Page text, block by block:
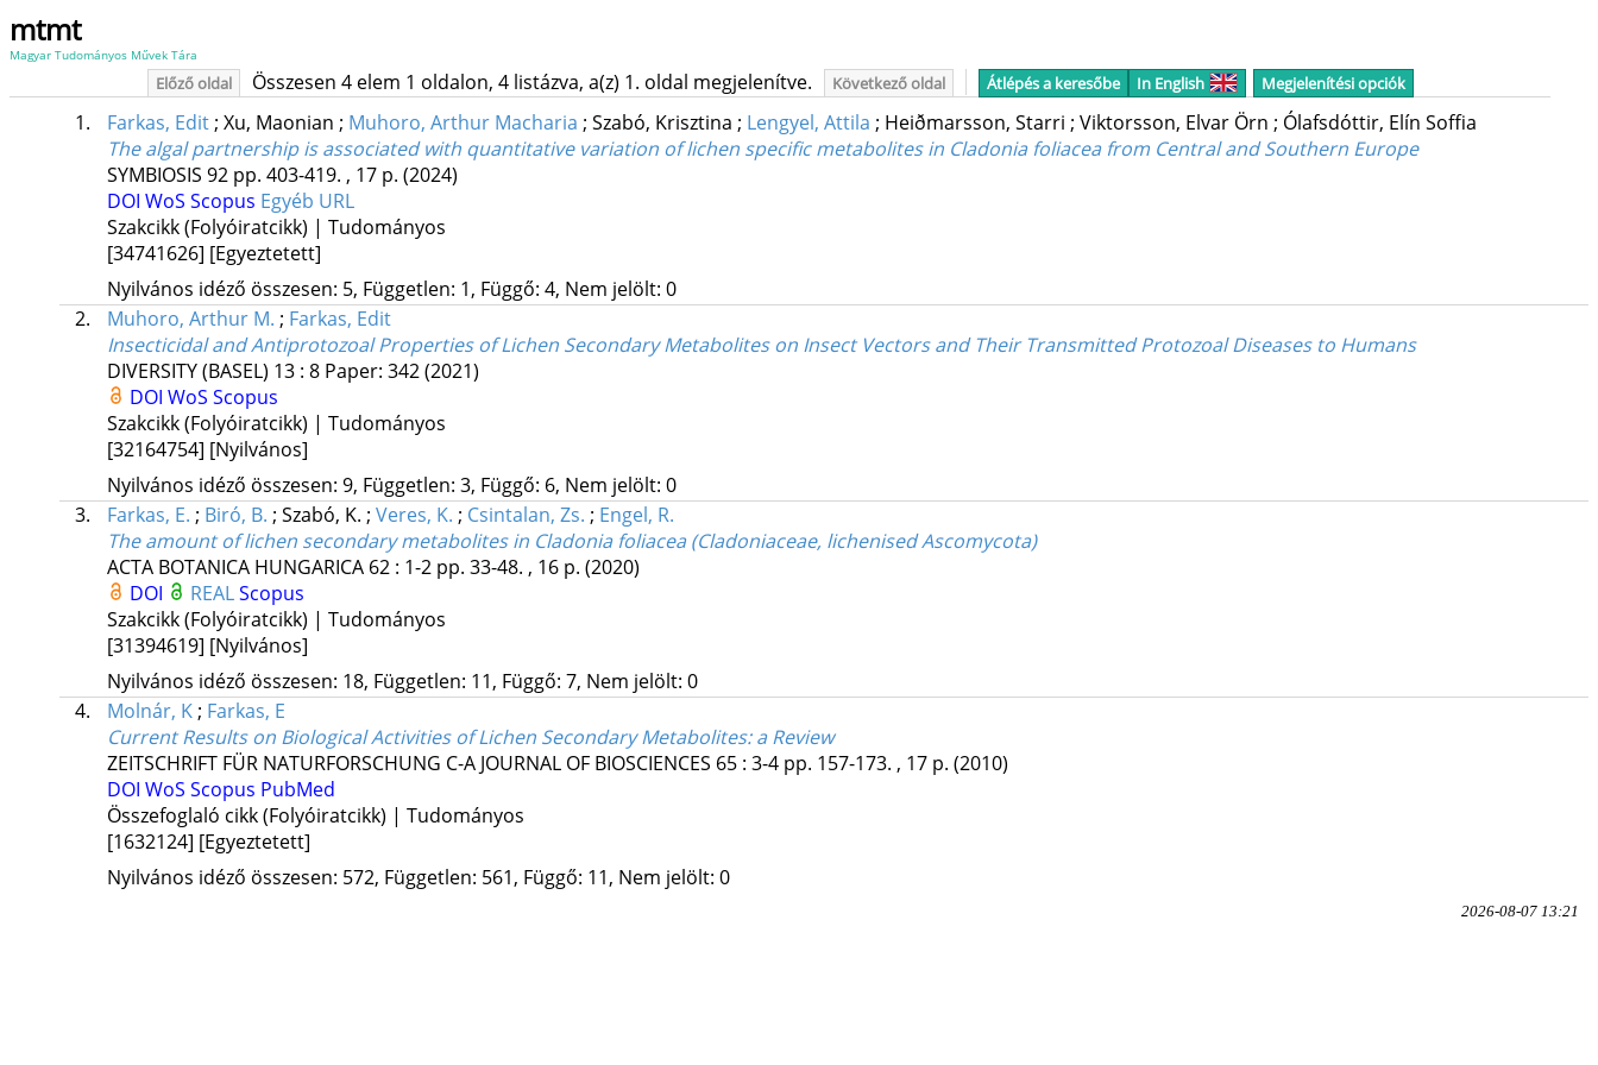
mtmt
Magyar Tudományos Művek Tára
Előző oldal Összesen 4 elem 1 oldalon, 4 listázva, a(z) 1. oldal megjelenítve. Következő oldal Átlépés a keresőbe In English Megjelenítési opciók
1. Farkas, Edit; Xu, Maonian ; Muhoro, Arthur Macharia ; Szabó, Krisztina ; Lengyel, Attila ; Heiðmarsson, Starri ; Viktorsson, Elvar Örn ; Ólafsdóttir, Elín Soffia
The algal partnership is associated with quantitative variation of lichen specific metabolites in Cladonia foliacea from Central and Southern Europe
SYMBIOSIS 92 pp. 403-419. , 17 p. (2024)
DOI WoS Scopus Egyéb URL
Szakcikk (Folyóiratcikk) | Tudományos
[34741626] [Egyeztetett]
Nyilvános idéző összesen: 5, Független: 1, Függő: 4, Nem jelölt: 0
2.
Muhoro, Arthur M. ; Farkas, Edit
Insecticidal and Antiprotozoal Properties of Lichen Secondary Metabolites on Insect Vectors and Their Transmitted Protozoal Diseases to Humans
DIVERSITY (BASEL) 13: 8 Paper: 342(2021)
DOI WoS Scopus
Szakcikk (Folyóiratcikk) | Tudományos
[32164754] [Nyilvános]
Nyilvános idéző összesen: 9, Független: 3, Függő: 6, Nem jelölt: 0
3.
Farkas, E. ; Biró, B. ; Szabó, K. ; Veres, K. ; Csintalan, Zs. ; Engel, R.
The amount of lichen secondary metabolites in Cladonia foliacea (Cladoniaceae, lichenised Ascomycota)
ACTA BOTANICA HUNGARICA 62: 1-2 pp. 33-48. , 16 p. (2020)
DOI
REALScopus
Szakcikk (Folyóiratcikk) | Tudományos
[31394619] [Nyilvános]
Nyilvános idéző összesen: 18, Független: 11, Függő: 7, Nem jelölt: 0
4.
Molnár, K; Farkas, E
Current Results on Biological Activities of Lichen Secondary Metabolites: a Review
ZEITSCHRIFT FÜR NATURFORSCHUNG C-A JOURNAL OF BIOSCIENCES 65: 3-4 pp. 157-173. , 17 p. (2010)
DOI WoS Scopus PubMed
Összefoglaló cikk (Folyóiratcikk) | Tudományos
[1632124] [Egyeztetett]
Nyilvános idéző összesen: 572, Független: 561, Függő: 11, Nem jelölt: 0
2026-08-07 13:21